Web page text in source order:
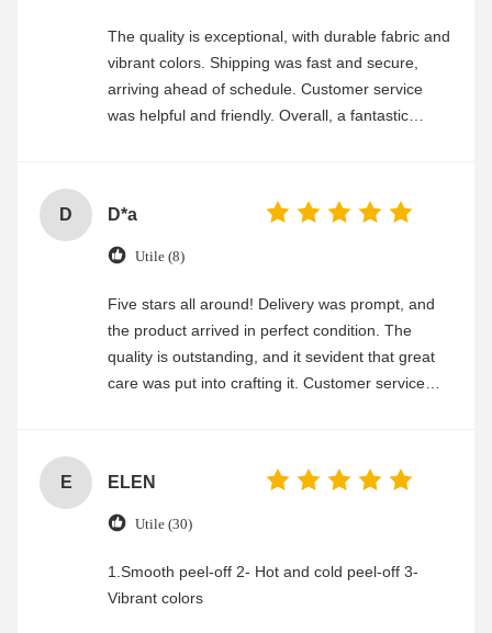
The quality is exceptional, with durable fabric and
vibrant colors. Shipping was fast and secure,
arriving ahead of schedule. Customer service
was helpful and friendly. Overall, a fantastic
D D*a
Utile (8)
Five stars all around! Delivery was prompt, and
the product arrived in perfect condition. The
quality is outstanding, and it sevident that great
care was put into crafting it. Customer service
E ELEN
Utile (30)
1.Smooth peel-off 2- Hot and cold peel-off 3-
Vibrant colors